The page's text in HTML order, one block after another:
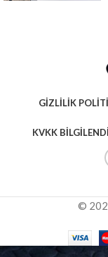
GIZLILIK
KVKK
©